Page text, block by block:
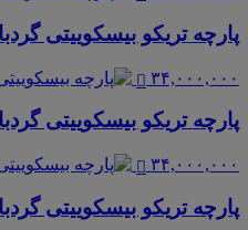
پارچه تریکو بیسکوییتی
۳۴,۰۰۰,۰۰۰
پارچه تریکو بیسکوییتی
۳۴,۰۰۰,۰۰۰
پارچه تریکو بیسکوییتی